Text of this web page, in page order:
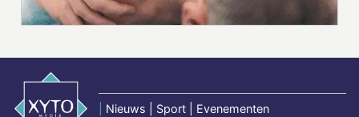
Nieuws | Sport | Evenementen